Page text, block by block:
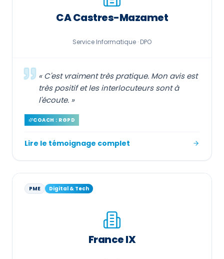
CA Castres-Mazamet
Service Informatique · DPO
«C'est vraiment très pratique. Mon avis est
très positif et les interlocuteurs sont à
l'écoute. »
COACH : RGPD
Lire le témoignage complet
PME Digital & Tech
France IX